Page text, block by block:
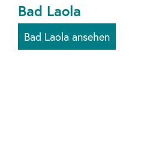
Bad Laola
Bad Laola ansehen